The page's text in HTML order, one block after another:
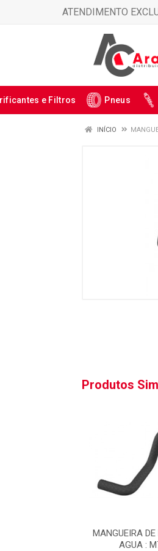
ATENDIMENTO
e Filtros Pneus
INÍCIO
Produtos
MANGUEIRA
AGUA :